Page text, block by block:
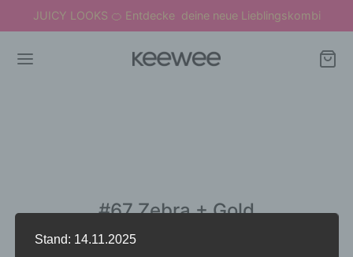
JUICY LOOKS 🍊 Entdecke deine neue Lieblingskombi
#67 Zebra + Gold
Stand: 14.11.2025